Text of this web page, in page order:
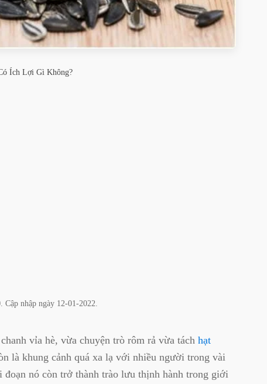
Ích Lợi Gì Không?
. Cập nhập ngày 12-01-2022
vỉa hè, vừa chuyện trò rôm rả vừa tách hạt
là khung cảnh quá xa lạ với nhiều người trong vài
nó còn trở thành trào lưu thịnh hành trong giới